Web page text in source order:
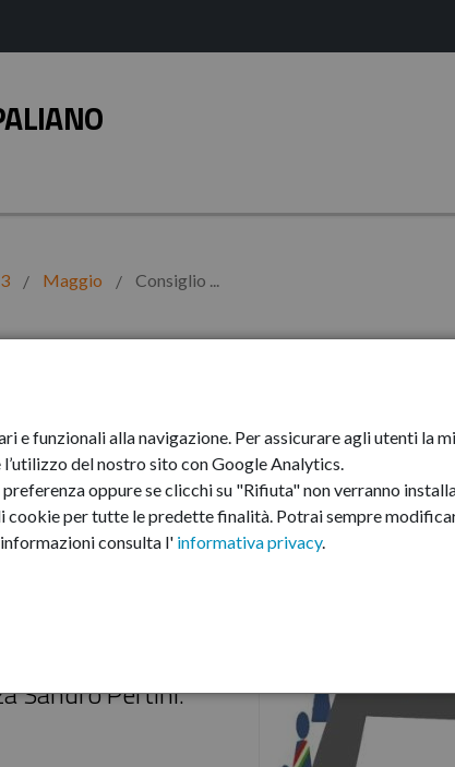
e funzionali alla navigazione. Per assicurare agli utenti la
del nostro sito con Google Analytics.
preferenza oppure se clicchi su "Rifiuta" non verranno
cookie per tutte le predette finalità. Potrai sempre
consulta l' informativa privacy.
Maggio Consiglio ...
del 29
straordinaria, in
lunedì 29 maggio
Sandro Pertini.